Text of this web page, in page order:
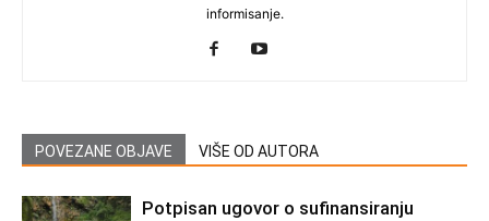
informisanje.
POVEZANE OBJAVE VIŠE OD AUTORA
Potpisan ugovor o sufinansiranju